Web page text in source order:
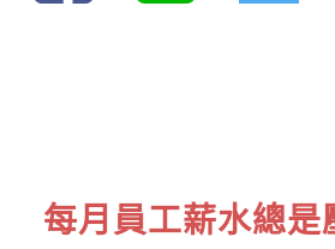
每月員工薪水總是